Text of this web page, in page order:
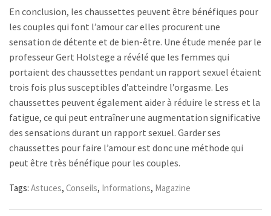
En conclusion, les chaussettes peuvent être bénéfiques pour
les couples qui font l’amour car elles procurent une
sensation de détente et de bien-être. Une étude menée par le
professeur Gert Holstege a révélé que les femmes qui
portaient des chaussettes pendant un rapport sexuel étaient
trois fois plus susceptibles d’atteindre l’orgasme. Les
chaussettes peuvent également aider à réduire le stress et la
fatigue, ce qui peut entraîner une augmentation significative
des sensations durant un rapport sexuel. Garder ses
chaussettes pour faire l’amour est donc une méthode qui
peut être très bénéfique pour les couples.
Tags: Astuces, Conseils, Informations, Magazine